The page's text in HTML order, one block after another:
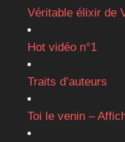
Véritable élixir de
Hot vidéo n°1
Traits d’auteurs
Toi le venin –